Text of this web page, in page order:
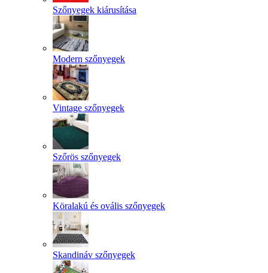
Szőnyegek kiárusítása
Modern szőnyegek
Vintage szőnyegek
Szőrös szőnyegek
Köralakú és ovális szőnyegek
Skandináv szőnyegek